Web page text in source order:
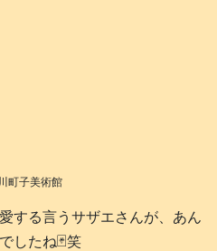
町子美術館
する言うサザエさんが、あん
したね🃏笑